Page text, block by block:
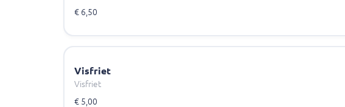
€ 6,50
Visfriet
Visfriet
€ 5,00